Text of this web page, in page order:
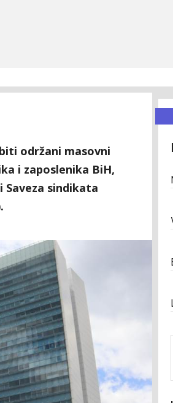
održani masovni
i zaposlenika BiH,
sindikata